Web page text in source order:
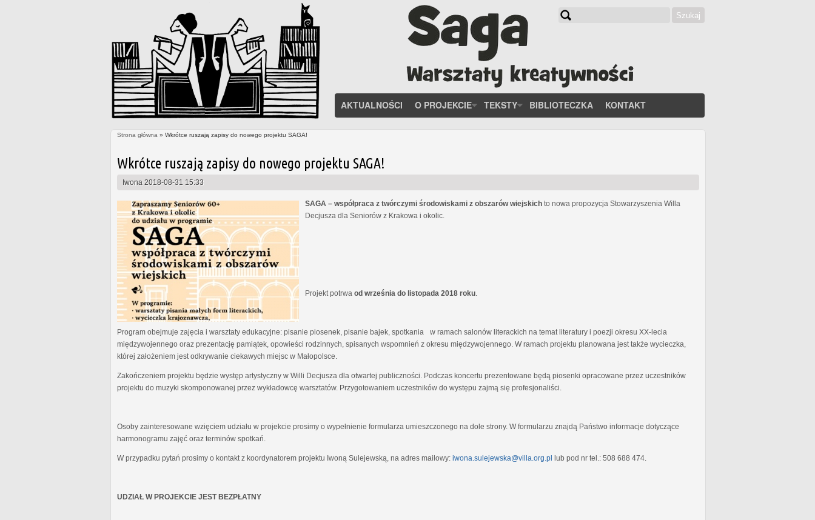
Szukaj
AKTUALNOŚCI O PROJEKCIE TEKSTY BIBLIOTECZKA KONTAKT
Strona główna » Wkrótce ruszają zapisy do nowego projektu SAGA!
Wkrótce ruszają zapisy do nowego projektu SAGA!
Iwona 2018-08-31 15:33
SAGA – współpraca z twórczymi środowiskami z obszarów wiejskich to nowa propozycja Stowarzyszenia Willa
Decjusza dla Seniorów z Krakowa i okolic.
Projekt potrwa od września do listopada 2018 roku
Program obejmuje zajęcia i warsztaty edukacyjne: pisanie piosenek, pisanie bajek, spotkania w ramach salonów literackich na temat literatury i poezji okresu XX-lecia
międzywojennego oraz prezentację pamiątek, opowieści rodzinnych, spisanych wspomnień z okresu międzywojennego. W ramach projektu planowana jest także wycieczka,
której założeniem jest odkrywanie ciekawych miejsc w Małopolsce.
Zakończeniem projektu będzie występ artystyczny w Willi Decjusza dla otwartej publiczności. Podczas koncertu prezentowane będą piosenki opracowane przez uczestników
projektu do muzyki skomponowanej przez wykładowcę warsztatów. Przygotowaniem uczestników do występu zajmą się profesjonaliści.
Osoby zainteresowane wzięciem udziału w projekcie prosimy o wypełnienie formularza umieszczonego na dole strony. W formularzu znajdą Państwo informacje dotyczące
harmonogramu zajęć oraz terminów spotkań.
W przypadku pytań prosimy o kontakt z koordynatorem projektu Iwoną Sulejewską, na adres mailowy: iwona.sulejewska@villa.org.pl lub pod nr tel.: 508 688 474.
UDZIAŁ W PROJEKCIE JEST BEZPŁATNY